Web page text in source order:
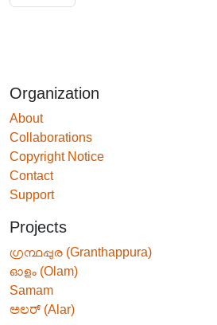
Organization
About
Collaborations
Copyright Notice
Contact
Support
Projects
ഗ്രന്ഥപ്പുര (Granthappura)
ഓളം (Olam)
Samam
ಅಲರ್ (Alar)